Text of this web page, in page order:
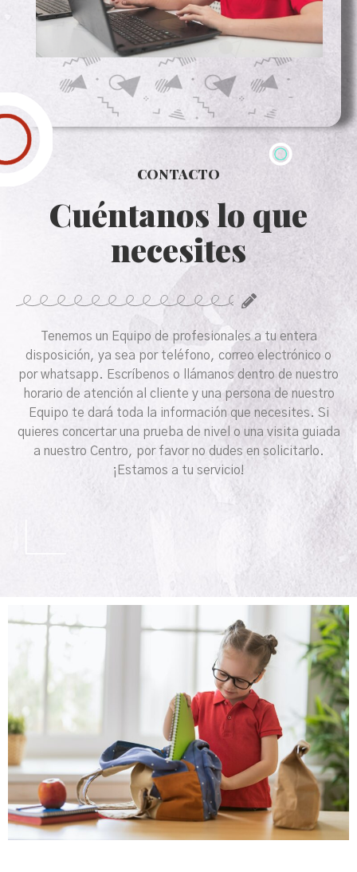
CONTACTO
Cuéntanos lo que
necesites
Tenemos un Equipo de profesionales a tu entera
disposición, ya sea por teléfono, correo electrónico o
por whatsapp. Escríbenos o llámanos dentro de nuestro
horario de atención al cliente y una persona de nuestro
Equipo te dará toda la información que necesites. Si
quieres concertar una prueba de nivel o una visita guiada
a nuestro Centro, por favor no dudes en solicitarlo.
¡Estamos a tu servicio!